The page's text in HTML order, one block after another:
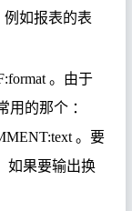
如报表的表
。由于
的那个 ：
。要
如果要输出换